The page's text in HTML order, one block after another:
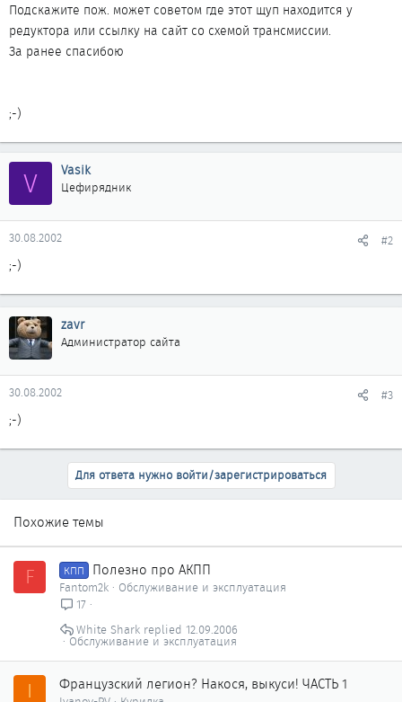
Подскажите пож. может советом где этот щуп находится у
редуктора или ссылку на сайт со схемой трансмиссии.
За ранее спасибою
;-)
V Vasik
Цефирядник
30.08.2002 #2
;-)
zavr
Администратор сайта
30.08.2002 #3
;-)
Для ответа нужно войти/зарегистрироваться
Похожие темы
F КПП Полезно про АКПП
Fantom2k
Обслуживание и эксплуатация
17
Обслуживание и эксплуатация
12.09.2006
White Shark
I Французский легион? Накося, выкуси! ЧАСТЬ 1